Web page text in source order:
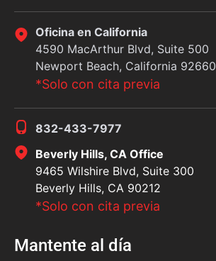
Oficina en California
4590 MacArthur Blvd, Suite 500
Newport Beach, California 92660
*Solo con cita previa
832-433-7977
Beverly Hills, CA Office
9465 Wilshire Blvd, Suite 300
Beverly Hills, CA 90212
*Solo con cita previa
Mantente al día